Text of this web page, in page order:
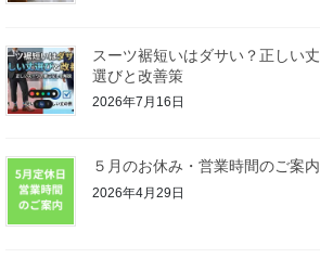
スーツ裾短いはダサい？正しい丈
選びと改善策
2026年7月16日
５月のお休み・営業時間のご案内
2026年4月29日